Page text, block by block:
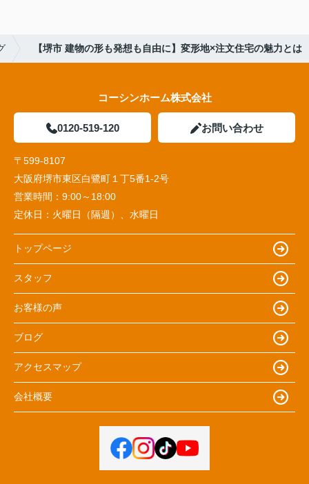
【堺市 建物の形も発想も自由に】変形地×注文住宅の魅力とは
コーシンホーム株式会社
0120-519-120 お問い合わせ
〒599-8107
大阪府堺市東区白鷺町１丁5番1‐2号
営業時間： 9:00～18:00
定休日： 火曜日（隔週）、水曜日
トップページ
スタッフ
お客様の声
ブログ
アクセスマップ
会社概要